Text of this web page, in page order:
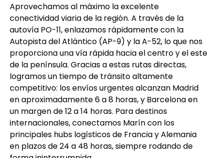
Aprovechamos al máximo la excelente
conectividad viaria de la región. A través de la
autovía PO-11, enlazamos rápidamente con la
Autopista del Atlántico (AP-9) y la A-52, lo que nos
proporciona una vía rápida hacia el centro y el este
de la península. Gracias a estas rutas directas,
logramos un tiempo de tránsito altamente
competitivo: los envíos urgentes alcanzan Madrid
en aproximadamente 6 a 8 horas, y Barcelona en
un margen de 12 a 14 horas. Para destinos
internacionales, conectamos Marín con los
principales hubs logísticos de Francia y Alemania
en plazos de 24 a 48 horas, siempre rodando de